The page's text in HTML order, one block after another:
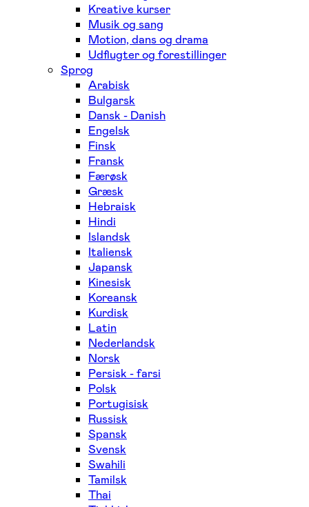
Kreative kurser
Musik og sang
Motion, dans og drama
Udflugter og forestillinger
Sprog
Arabisk
Bulgarsk
Dansk - Danish
Engelsk
Finsk
Fransk
Færøsk
Græsk
Hebraisk
Hindi
Islandsk
Italiensk
Japansk
Kinesisk
Koreansk
Kurdisk
Latin
Nederlandsk
Norsk
Persisk - farsi
Polsk
Portugisisk
Russisk
Spansk
Svensk
Swahili
Tamilsk
Thai